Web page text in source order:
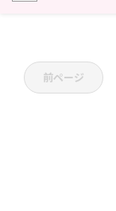
前ページ